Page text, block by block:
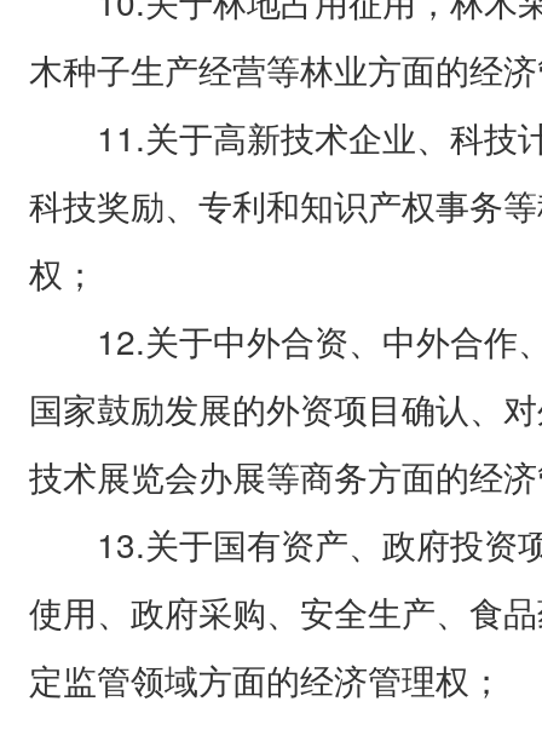
木种子生产经营等林业方面的经
11.关于高新技术企业、科技
科技奖励、专利和知识产权事务
权；
12.关于中外合资、中外合作
国家鼓励发展的外资项目确认、
技术展览会办展等商务方面的经
13.关于国有资产、政府投资
使用、政府采购、安全生产、食
定监管领域方面的经济管理权；